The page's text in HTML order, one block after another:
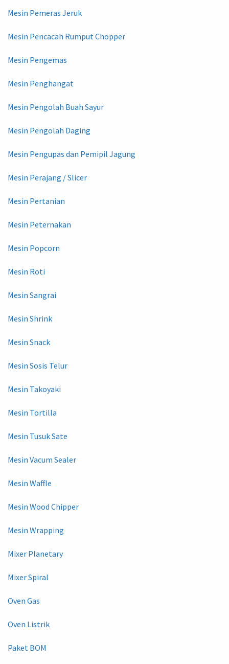
Mesin Pemeras Jeruk
Mesin Pencacah Rumput Chopper
Mesin Pengemas
Mesin Penghangat
Mesin Pengolah Buah Sayur
Mesin Pengolah Daging
Mesin Pengupas dan Pemipil Jagung
Mesin Perajang / Slicer
Mesin Pertanian
Mesin Peternakan
Mesin Popcorn
Mesin Roti
Mesin Sangrai
Mesin Shrink
Mesin Snack
Mesin Sosis Telur
Mesin Takoyaki
Mesin Tortilla
Mesin Tusuk Sate
Mesin Vacum Sealer
Mesin Waffle
Mesin Wood Chipper
Mesin Wrapping
Mixer Planetary
Mixer Spiral
Oven Gas
Oven Listrik
Paket BOM